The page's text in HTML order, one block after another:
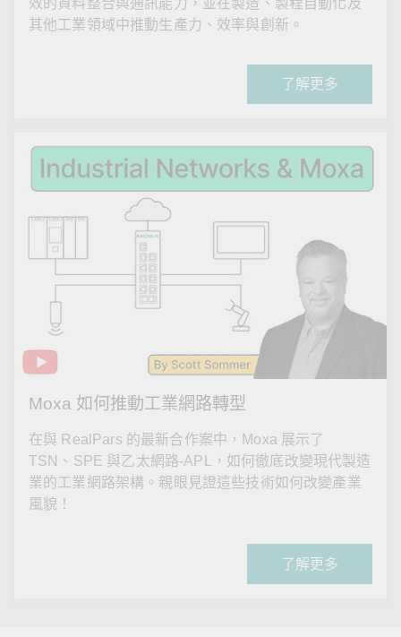
其他工業領域中推動生產力、效率與創新。
了解更多
Moxa 如何推動工業網路轉型
在與 RealPars 的最新合作案中，Moxa 展示了
TSN、SPE 與乙太網路-APL，如何徹底改變現代製造
業的工業網路架構。親眼見證這些技術如何改變產業
風貌！
了解更多